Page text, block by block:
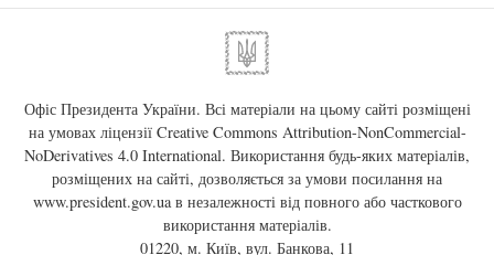
Офіс Президента України. Всі матеріали на цьому сайті розміщені
на умовах ліцензії Creative Commons Attribution-NonCommercial-
NoDerivatives 4.0 International. Використання будь-яких матеріалів,
розміщених на сайті, дозволяється за умови посилання на
www.president.gov.uaв незалежності від повного або часткового
використання матеріалів.
01220, м. Київ, вул. Банкова, 11